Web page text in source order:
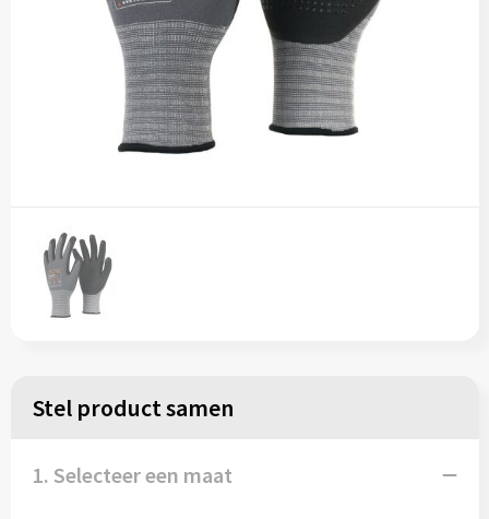
Stel product samen
1. Selecteer een maat